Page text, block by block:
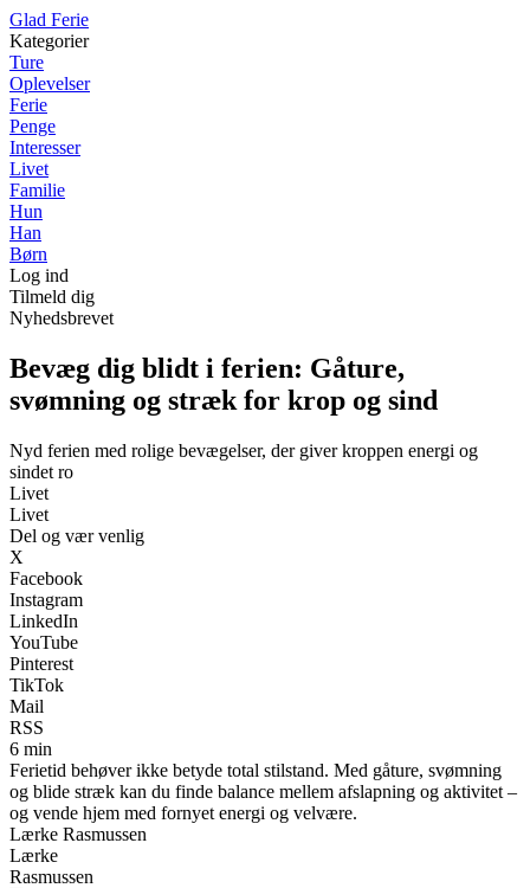
Glad Ferie
Kategorier
Ture
Oplevelser
Ferie
Penge
Interesser
Livet
Familie
Hun
Han
Børn
Log ind
Tilmeld dig
Nyhedsbrevet
Bevæg dig blidt i ferien: Gåture,
svømning og stræk for krop og sind
Nyd ferien med rolige bevægelser, der giver kroppen energi og
sindet ro
Livet
Livet
Del og vær venlig
X
Facebook
Instagram
LinkedIn
YouTube
Pinterest
TikTok
Mail
RSS
6 min
Ferietid behøver ikke betyde total stilstand. Med gåture, svømning
og blide stræk kan du finde balance mellem afslapning og aktivitet –
og vende hjem med fornyet energi og velvære.
Lærke Rasmussen
Lærke
Rasmussen